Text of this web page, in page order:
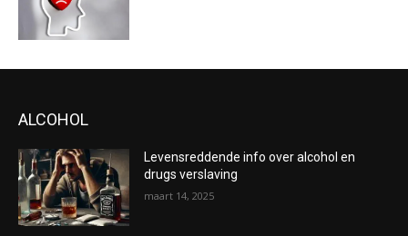
ALCOHOL
Levensreddende info over alcohol en
drugs verslaving
maart 14, 2025